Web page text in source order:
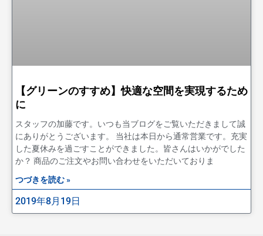
【グリーンのすすめ】快適な空間を実現するため
に
スタッフの加藤です。いつも当ブログをご覧いただきまして誠
にありがとうございます。 当社は本日から通常営業です。充実
した夏休みを過ごすことができました。皆さんはいかがでした
か？ 商品のご注文やお問い合わせをいただいておりま
つづきを読む »
2019年8月19日